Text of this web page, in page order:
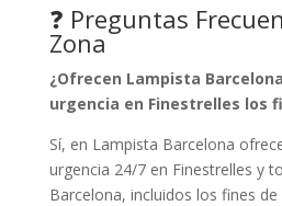
❓ Preguntas
Zona
¿Ofrecen Lampista
urgencia en Finestrelles los
Sí, en Lampista Barcelona
urgencia 24/7 en Finestrelles y
Barcelona, incluidos los fines